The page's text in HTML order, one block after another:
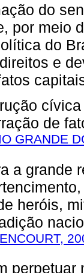
do
por meio
do
e
de
GRANDE
a grande
heróis,
perpetuar